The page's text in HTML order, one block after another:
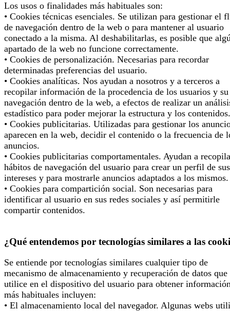
Los usos o finalidades más habituales son:
• Cookies técnicas esenciales. Se utilizan para gestionar el
de navegación dentro de la web o para mantener al usuario
conectado a la misma. Al deshabilitarlas, es posible que
apartado de la web no funcione correctamente.
• Cookies de personalización. Necesarias para recordar
determinadas preferencias del usuario.
• Cookies analíticas. Nos ayudan a nosotros y a terceros a
recopilar información de la procedencia de los usuarios y su
navegación dentro de la web, a efectos de realizar un
estadístico para poder mejorar la estructura y los contenidos.
• Cookies publicitarias. Utilizadas para gestionar los
aparecen en la web, decidir el contenido o la frecuencia de
anuncios.
• Cookies publicitarias comportamentales. Ayudan a
hábitos de navegación del usuario para crear un perfil de sus
intereses y para mostrarle anuncios adaptados a los mismos.
• Cookies para compartición social. Son necesarias para
identificar al usuario en sus redes sociales y así permitirle
compartir contenidos.
¿Qué entendemos por tecnologías similares a las
Se entiende por tecnologías similares cualquier tipo de
mecanismo de almacenamiento y recuperación de datos que
utilice en el dispositivo del usuario para obtener
más habituales incluyen:
• El almacenamiento local del navegador. Algunas webs